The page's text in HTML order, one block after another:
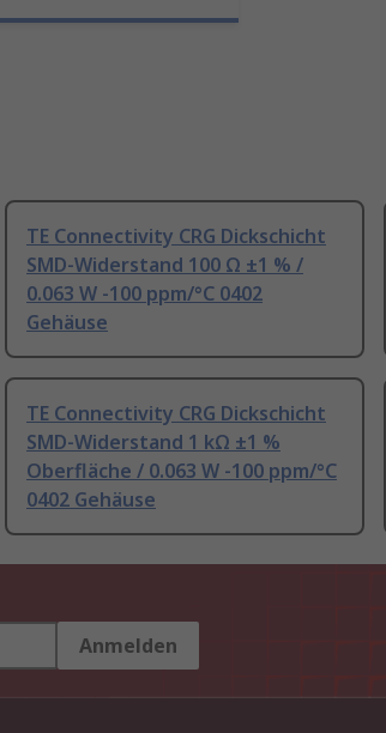
TE Connectivity CRG Dickschicht
SMD-Widerstand 100 Ω ±1 % /
0.063 W -100 ppm/°C 0402
Gehäuse
TE Connectivity CRG Dickschicht
SMD-Widerstand 1 kΩ ±1 %
Oberfläche / 0.063 W -100 ppm/°C
0402 Gehäuse
Anmelden